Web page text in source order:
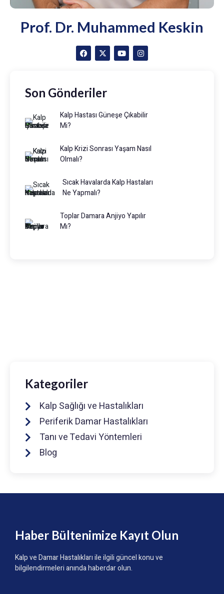
Prof. Dr. Muhammed Keskin
Son Gönderiler
Kalp Hastası Güneşe Çıkabilir
Mi?
Kalp Krizi Sonrası Yaşam Nasıl
Olmalı?
Sıcak Havalarda Kalp Hastaları
Ne Yapmalı?
Toplar Damara Anjiyo Yapılır
Mı?
Kategoriler
Kalp Sağlığı ve Hastalıkları
Periferik Damar Hastalıkları
Tanı ve Tedavi Yöntemleri
Blog
Haber Bültenimize Kayıt Olun
Kalp ve Damar Hastalıkları ile ilgili güncel konu ve
bilgilendirmeleri anında haberdar olun.